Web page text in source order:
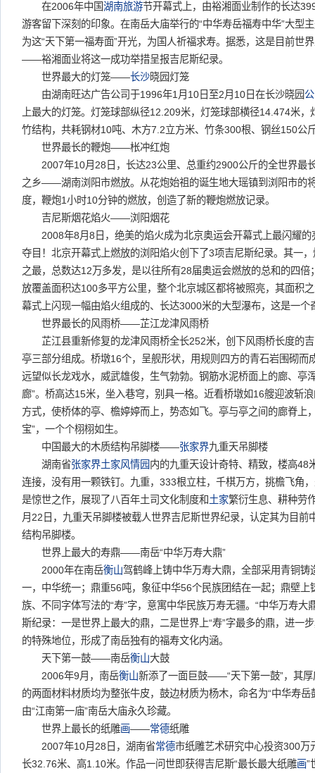
在2006年中国湖南旅游节开幕式上，由裕湘面业制作的长达
游客留下深刻的印象。在南岳大庙举行的“中华寿岳福寿中华”大型
为这“天下第一福寿面”开光，为国人祈福求寿。据悉，这是目前世
——裕湘面业将这一成功举措呈报吉尼斯纪录。
世界最大的灯笼——长沙晓园灯笼
由湖南旺达广告公司于1996年1月10日至2月10日在长沙晓园
上最大的灯笼。灯笼球部纵径12.209米，灯笼球部横径14.474米
竹结构，共耗钢材10吨、木方7.2立方米、竹条300根、钢丝150公
世界最长的鞭炮——枨冲红炮
2007年10月28日，长达23公里、总重约2900公斤的全世界最
之乡——湖南浏阳市燃放。从花炮始祖的诞生地大瑶镇到浏阳市的
度，鞭炮1小时10分钟的燃放，创造了新的鞭炮燃放记录。
吉尼斯烟花焰火——浏阳烟花
2008年8月8日，绝美的焰火成为北京奥运会开幕式上最闪耀的
夺目！北京开幕式上燃放的浏阳焰火创下了3项吉尼斯纪录。其一
之最，总数达12万多发，是以往所有28届奥运会燃放的总和的四
放覆盖面积达100多平方公里，整个北京城区都将被照亮，其面积
幕式上闪现一幅由焰火组成的、长达3000米的大型瀑布，这是一个
世界最长的风雨桥——芷江龙津风雨桥
芷江县重新修复的龙津风雨桥全长252米，创下风雨桥长度的吉
亭三部分组成。桥墩16个，呈舰形状，用规则四方的青石岩围砌而
远望似长龙戏水，威武雄俊，生气勃勃。钢筋水泥桥面上的廊、亭
廊”。桥高达15米，坐入巷穹，别具一格。近看桥墩如16艘迎波斩
方式，使桥体的亭、檐婷婷而上，势态如飞。亭与亭之间的廊脊上
宝”，一个个栩栩如生。
中国最大的木质结构吊脚楼——张家界九重天吊脚楼
湖南省张家界土家风情园内的九重天设计奇特、精致，楼高48
连接，没有用一颗铁钉。九重，333根立柱，千棋万方，挑檐飞角
是惊世之作，展现了八百年土司文化制度和土家繁衍生息、耕种劳
月22日，九重天吊脚楼被载人世界吉尼斯世界纪录，认定其为目前
结构吊脚楼。
世界上最大的寿鼎——南岳“中华万寿大鼎”
2000年在南岳衡山驾鹤峰上铸中华万寿大鼎，全部采用青铜铸
一，中华统一；鼎重56吨，象征中华56个民族团结在一起；鼎壁
族、不同字体写法的“寿”字，意寓中华民族万寿无疆。“中华万寿大
斯纪录：一是世界上最大的鼎，二是世界上“寿”字最多的鼎，进一
的特殊地位，形成了南岳独有的福寿文化内涵。
天下第一鼓——南岳衡山大鼓
2006年9月，南岳衡山新添了一面巨鼓——“天下第一鼓”，其
的两面材料材质均为整张牛皮，鼓边材质为杨木，命名为“中华寿
由“江南第一庙”南岳大庙永久珍藏。
世界上最长的纸雕画——常德纸雕
2007年10月28日，湖南省常德市纸雕艺术研究中心投资300万
长32.76米、高1.10米。作品一问世即获得吉尼斯“最长最大纸雕画”